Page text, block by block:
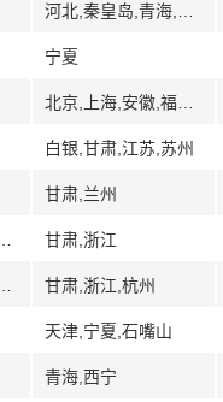
宁夏
白银,甘肃,江苏,苏州
甘肃,兰州
甘肃,浙江
甘肃,浙江,杭州
天津,宁夏,石嘴山
青海,西宁